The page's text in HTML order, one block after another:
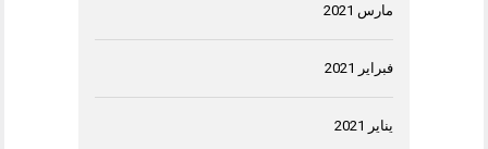
مارس 2021
فبراير 2021
يناير 2021